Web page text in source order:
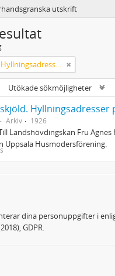
utskrift
Agnes Hammarskjöld. Hyllningsadresser på 60-årsdagen
Utökade sökmöjligheter
Arkiv 1926
Landshövdingskan Fru
Uppsala Husmodersförening.
dina personuppgifter i
GDPR.